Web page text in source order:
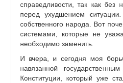
справедливости, так как
перед ухудшением
собственного народа. Вот
системами, которые не
необходимо заменить.
И вчера, и сегодня моя
навязанной
Конституции, который уже